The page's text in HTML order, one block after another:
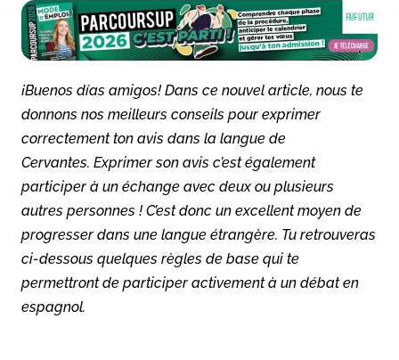
¡Buenos días amigos! Dans ce nouvel article, nous te
donnons nos meilleurs conseils pour exprimer
correctement ton avis dans la langue de
Cervantes. Exprimer son avis c’est également
participer à un échange avec deux ou plusieurs
autres personnes ! C’est donc un excellent moyen de
progresser dans une langue étrangère. Tu retrouveras
ci-dessous quelques règles de base qui te
permettront de participer activement à un débat en
espagnol.